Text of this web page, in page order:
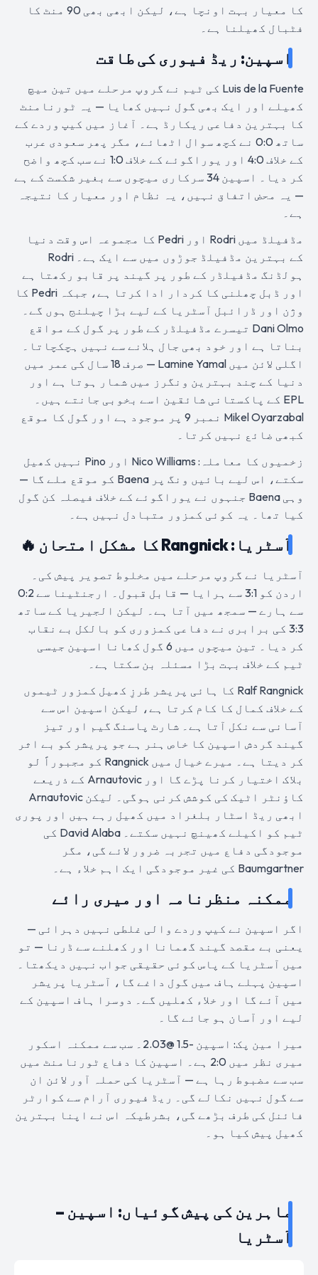
کا معیار بہت اونچا ہے، لیکن ابھی بھی 90 منٹ کا
فٹبال کھیلنا ہے۔
اسپین: ریڈ فیوری کی طاقت
Luis de la Fuente کی ٹیم نے گروپ مرحلے میں تین میچ
کھیلے اور ایک بھی گول نہیں کھایا — یہ ٹورنامنٹ
کا بہترین دفاعی ریکارڈ ہے۔ آغاز میں کیپ وردے کے
ساتھ 0:0 نے کچھ سوال اٹھائے، مگر پھر سعودی عرب
کے خلاف 4:0 اور یوراگوئے کے خلاف 1:0 نے سب کچھ واضح
کر دیا۔ اسپین 34 سرکاری میچوں سے بغیر شکست کے ہے
— یہ محض اتفاق نہیں، یہ نظام اور معیار کا نتیجہ
ہے۔
مڈفیلڈ میں Rodri اور Pedri کا مجموعہ اس وقت دنیا
کے بہترین مڈفیلڈ جوڑوں میں سے ایک ہے۔ Rodri
ہولڈنگ مڈفیلڈر کے طور پر گیند پر قابو رکھتا ہے
اور ڈبل چھلنی کا کردار ادا کرتا ہے، جبکہ Pedri کا
وژن اور ڈرائبل آسٹریا کے لیے بڑا چیلنج ہوں گے۔
Dani Olmo تیسرے مڈفیلڈر کے طور پر گول کے مواقع
بناتا ہے اور خود بھی جال ہلانے سے نہیں ہچکچاتا۔
اگلی لائن میں Lamine Yamal — صرف 18 سال کی عمر میں
دنیا کے چند بہترین ونگرز میں شمار ہوتا ہے اور
EPL کے پاکستانی شائقین اسے بخوبی جانتے ہیں۔
Mikel Oyarzabal نمبر 9 پر موجود ہے اور گول کا موقع
کبھی ضائع نہیں کرتا۔
زخمیوں کا معاملہ: Nico Williams اور Pino نہیں کھیل
سکتے، اس لیے بائیں ونگ پر Baena کو موقع ملے گا —
وہی Baena جنہوں نے یوراگوئے کے خلاف فیصلہ کن گول
کیا تھا۔ یہ کوئی کمزور متبادل نہیں ہے۔
آسٹریا: Rangnick کا مشکل امتحان 🔥
آسٹریا نے گروپ مرحلے میں مخلوط تصویر پیش کی۔
اردن کو 3:1 سے ہرایا — قابل قبول۔ ارجنٹینا سے 0:2
سے ہارے — سمجھ میں آتا ہے۔ لیکن الجیریا کے ساتھ
3:3 کی برابری نے دفاعی کمزوری کو بالکل بے نقاب
کر دیا۔ تین میچوں میں 6 گول کھانا اسپین جیسی
ٹیم کے خلاف بہت بڑا مسئلہ بن سکتا ہے۔
Ralf Rangnick کا ہائی پریشر طرزِ کھیل کمزور ٹیموں
کے خلاف کمال کا کام کرتا ہے، لیکن اسپین اس سے
آسانی سے نکل آتا ہے۔ شارٹ پاسنگ گیم اور تیز
گیند گردش اسپین کا خاص ہنر ہے جو پریشر کو بے اثر
کر دیتا ہے۔ میرے خیال میں Rangnick کو مجبوراً لو
بلاک اختیار کرنا پڑے گا اور Arnautovic کے ذریعے
کاؤنٹر اٹیک کی کوشش کرنی ہوگی۔ لیکن Arnautovic
ابھی ریڈ اسٹار بلغراد میں کھیل رہے ہیں اور پوری
ٹیم کو اکیلے کھینچ نہیں سکتے۔ David Alaba کی
موجودگی دفاع میں تجربہ ضرور لائے گی، مگر
Baumgartner کی غیر موجودگی ایک اہم خلاء ہے۔
ممکنہ منظرنامہ اور میری رائے
اگر اسپین نے کیپ وردے والی غلطی نہیں دہرائی —
یعنی بے مقصد گیند گھمانا اور کھلنے سے ڈرنا — تو
میں آسٹریا کے پاس کوئی حقیقی جواب نہیں دیکھتا۔
اسپین پہلے ہاف میں گول داغے گا، آسٹریا پریشر
میں آئے گا اور خلاء کھلیں گے۔ دوسرا ہاف اسپین کے
لیے اور آسان ہو جائے گا۔
میرا مین پک: اسپین -1.5 @2.03۔ سب سے ممکنہ اسکور
میری نظر میں 2:0 ہے۔ اسپین کا دفاع ٹورنامنٹ میں
سب سے مضبوط رہا ہے — آسٹریا کی حملہ آور لائن ان
سے گول نہیں نکالے گی۔ ریڈ فیوری آرام سے کوارٹر
فائنل کی طرف بڑھے گی، بشرطیکہ اس نے اپنا بہترین
کھیل پیش کیا ہو۔
ماہرین کی پیش گوئیاں: اسپین –
آسٹریا